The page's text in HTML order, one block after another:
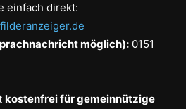
einfach direkt:
möglich): 0151
kostenfrei für gemeinnützige